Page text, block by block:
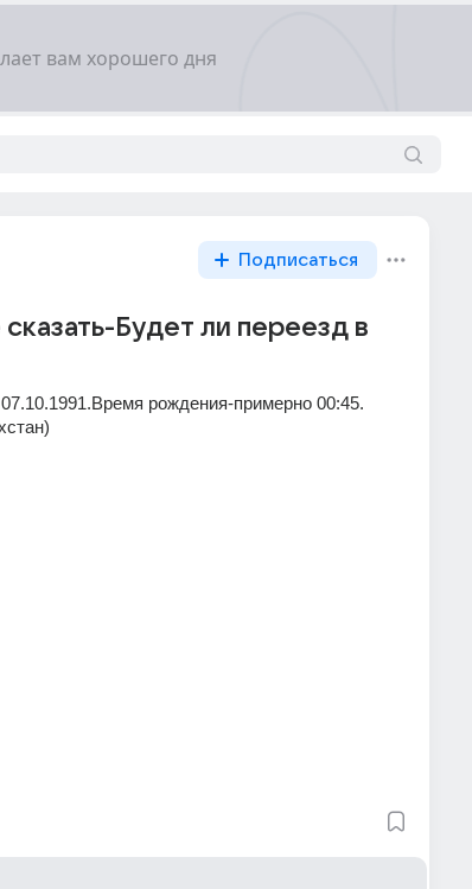
Подписаться
Будет ли переезд в
рождения-примерно 00:45.